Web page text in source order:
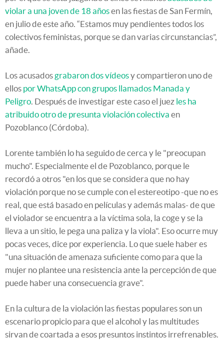
violar a una joven de 18 añosen las fiestas de San Fermín,
en julio de este año. “Estamos muy pendientes todos los
colectivos feministas, porque se dan varias circunstancias”,
añade.
Los acusados grabaron dos vídeosy compartieron uno de
ellos por WhatsApp con grupos llamados Manada y
Peligro. Después de investigar este caso el juez les ha
atribuido otro de presunta violación colectiva en
Pozoblanco (Córdoba).
Lorente también lo ha seguido de cerca y le "preocupan
mucho". Especialmente el de Pozoblanco, porque le
recordó a otros "en los que se considera que no hay
violación porque no se cumple con el estereotipo -que no es
real, que está basado en películas y además malas- de que
el violador se encuentra a la víctima sola, la coge y se la
lleva a un sitio, le pega una paliza y la viola". Eso ocurre muy
pocas veces, dice por experiencia. Lo que suele haber es
"una situación de amenaza suficiente como para que la
mujer no plantee una resistencia ante la percepción de que
puede haber una consecuencia grave".
En la cultura de la violación las fiestas populares son un
escenario propicio para que el alcohol y las multitudes
sirvan de coartada a esos presuntos instintos irrefrenables.